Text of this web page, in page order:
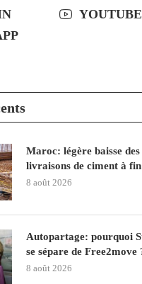
YOUTUBE
Maroc: légère baisse des
livraisons de ciment à
8 août 2026
Autopartage: pourquoi
se sépare de Free2move
8 août 2026